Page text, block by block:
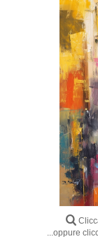
...oppure